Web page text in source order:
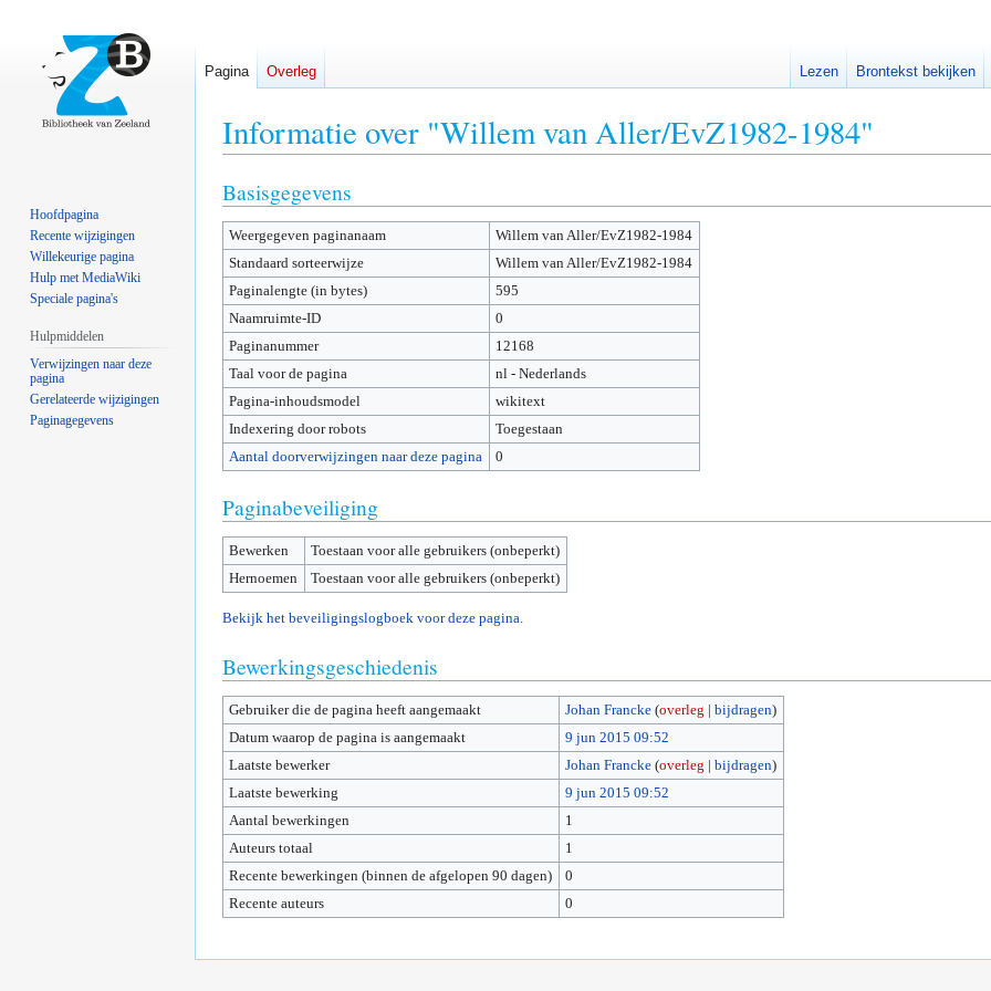
Informatie over "Willem van Aller/EvZ1982-1984"
Naar
navigatie
springen
Naar
zoeken
springen
Basisgegevens
Weergegeven paginanaam
Willem van Aller/EvZ1982-1984
Standaard sorteerwijze
Willem van Aller/EvZ1982-1984
Paginalengte (in bytes)
595
Naamruimte-ID
0
Paginanummer
12168
Taal voor de pagina
nl - Nederlands
Pagina-inhoudsmodel
wikitext
Indexering door robots
Toegestaan
Aantal doorverwijzingen naar deze pagina
0
Paginabeveiliging
Bewerken
Toestaan voor alle gebruikers (onbeperkt)
Hernoemen
Toestaan voor alle gebruikers (onbeperkt)
Bekijk het beveiligingslogboek voor deze pagina.
Bewerkingsgeschiedenis
Gebruiker die de pagina heeft aangemaakt Johan Francke (overleg |bijdragen)
Datum waarop de pagina is aangemaakt
9 jun 2015 09:52
Laatste bewerker
Johan Francke (overleg |bijdragen)
Laatste bewerking
9 jun 2015 09:52
Aantal bewerkingen
1
Auteurs totaal
1
Recente bewerkingen (binnen de afgelopen 90 dagen)
0
Recente auteurs
0
Pagina Overleg Lezen Brontekst bekijken
Hoofdpagina
Recente wijzigingen
Willekeurige pagina
Hulp met MediaWiki
Speciale pagina's
Hulpmiddelen
Verwijzingen naar deze
pagina
Gerelateerde wijzigingen
Paginagegevens